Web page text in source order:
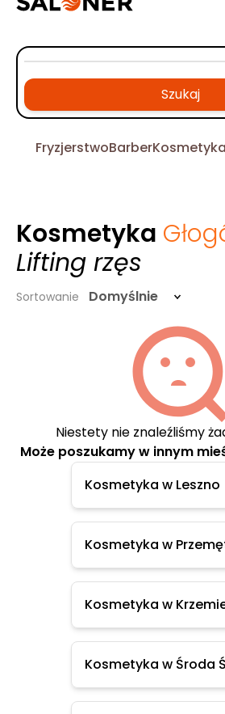
Szukaj
FryzjerstwoBarberKosmetyka
Kosmetyka
Lifting rzęs
Sortowanie Domyślnie
Niestety nie znaleźliśmy
Może poszukamy w innym
Kosmetyka w Leszno
Kosmetyka w
Kosmetyka w
Kosmetyka w Środa